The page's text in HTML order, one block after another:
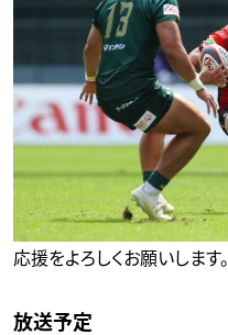
応援をよろしくお願いします。
放送予定